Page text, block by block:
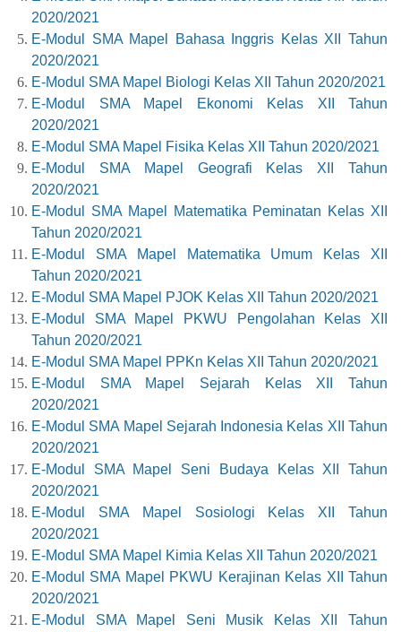
2020/2021
E-Modul SMA Mapel Bahasa Inggris Kelas XII Tahun
2020/2021
E-Modul SMA Mapel Biologi Kelas XII Tahun 2020/2021
E-Modul SMA Mapel Ekonomi Kelas XII Tahun
2020/2021
E-Modul SMA Mapel Fisika Kelas XII Tahun 2020/2021
E-Modul SMA Mapel Geografi Kelas XII Tahun
2020/2021
E-Modul SMA Mapel Matematika Peminatan Kelas XII
Tahun 2020/2021
E-Modul SMA Mapel Matematika Umum Kelas XII
Tahun 2020/2021
E-Modul SMA Mapel PJOK Kelas XII Tahun 2020/2021
E-Modul SMA Mapel PKWU Pengolahan Kelas XII
Tahun 2020/2021
E-Modul SMA Mapel PPKn Kelas XII Tahun 2020/2021
E-Modul SMA Mapel Sejarah Kelas XII Tahun
2020/2021
E-Modul SMA Mapel Sejarah Indonesia Kelas XII Tahun
2020/2021
E-Modul SMA Mapel Seni Budaya Kelas XII Tahun
2020/2021
E-Modul SMA Mapel Sosiologi Kelas XII Tahun
2020/2021
E-Modul SMA Mapel Kimia Kelas XII Tahun 2020/2021
E-Modul SMA Mapel PKWU Kerajinan Kelas XII Tahun
2020/2021
E-Modul SMA Mapel Seni Musik Kelas XII Tahun